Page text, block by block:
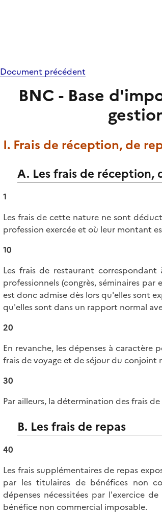
Document précédent
BNC - Base
I. Frais de réception, de
A. Les frais de
1
Les frais de cette nature ne sont
profession exercée et où leur montant
10
Les frais de restaurant
professionnels (congrès, séminaires
est donc admise dès lors qu'elles sont
qu'elles sont dans un rapport normal
20
En revanche, les dépenses à caractère
frais de voyage et de séjour du conjoint
30
Par ailleurs, la détermination des frais
B. Les frais de repas
40
Les frais supplémentaires de repas
par les titulaires de bénéfices non
dépenses nécessitées par l'exercice
bénéfice non commercial imposable.